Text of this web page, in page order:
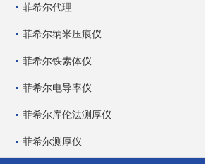
菲希尔代理
菲希尔纳米压痕仪
菲希尔铁素体仪
菲希尔电导率仪
菲希尔库伦法测厚仪
菲希尔测厚仪